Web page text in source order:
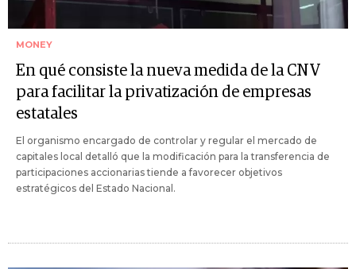
MONEY
En qué consiste la nueva medida de la CNV
para facilitar la privatización de empresas
estatales
El organismo encargado de controlar y regular el mercado de
capitales local detalló que la modificación para la transferencia de
participaciones accionarias tiende a favorecer objetivos
estratégicos del Estado Nacional.